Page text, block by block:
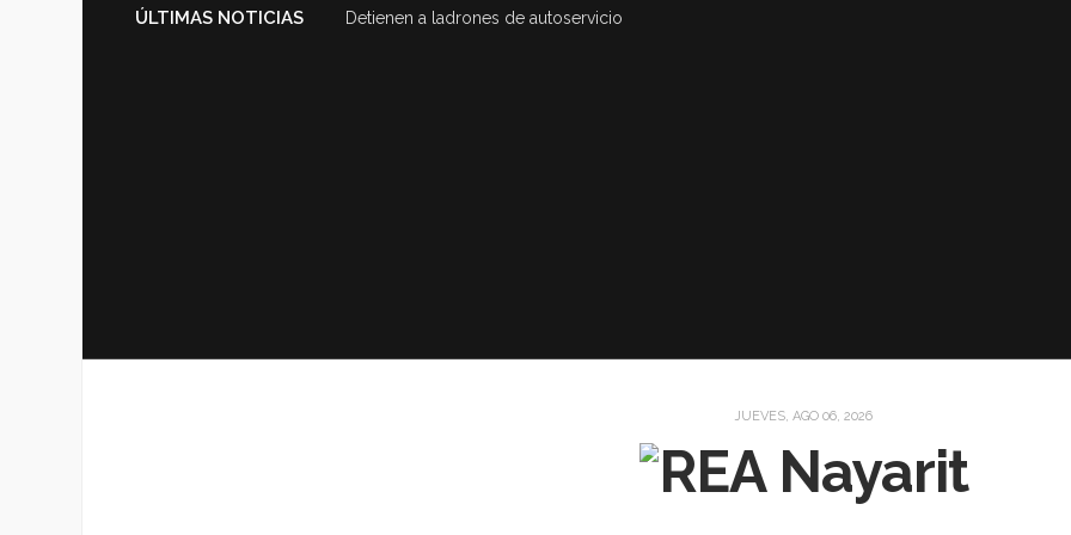
ÚLTIMAS NOTICIAS Detienen a ladrones de autoservicio
JUEVES, AGO 06, 2026